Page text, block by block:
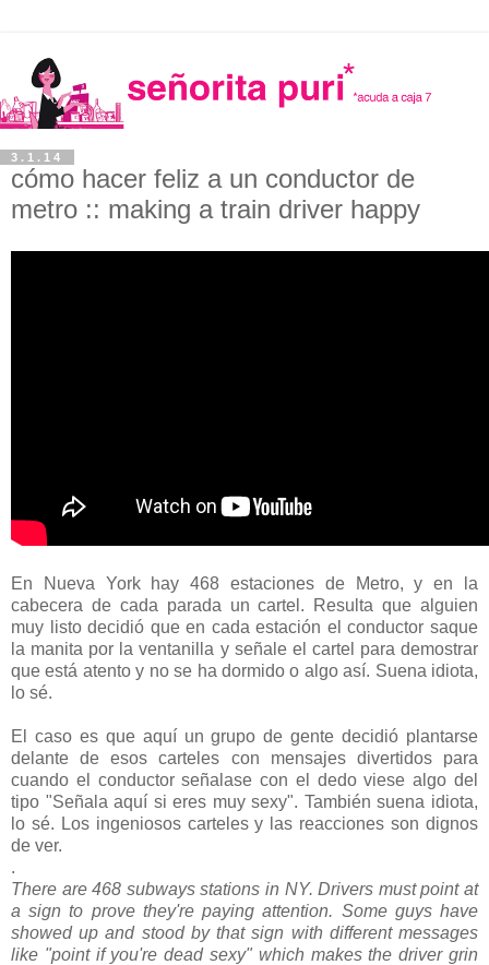
3.1.14
cómo hacer feliz a un conductor de
metro :: making a train driver happy
En Nueva York hay 468 estaciones de Metro, y en la
cabecera de cada parada un cartel. Resulta que alguien
muy listo decidió que en cada estación el conductor saque
la manita por la ventanilla y señale el cartel para demostrar
que está atento y no se ha dormido o algo así. Suena idiota,
lo sé.
El caso es que aquí un grupo de gente decidió plantarse
delante de esos carteles con mensajes divertidos para
cuando el conductor señalase con el dedo viese algo del
tipo "Señala aquí si eres muy sexy". También suena idiota,
lo sé. Los ingeniosos carteles y las reacciones son dignos
de ver.
.
There are 468 subways stations in NY. Drivers must point at
a sign to prove they're paying attention. Some guys have
showed up and stood by that sign with different messages
like "point if you're dead sexy" which makes the driver grin